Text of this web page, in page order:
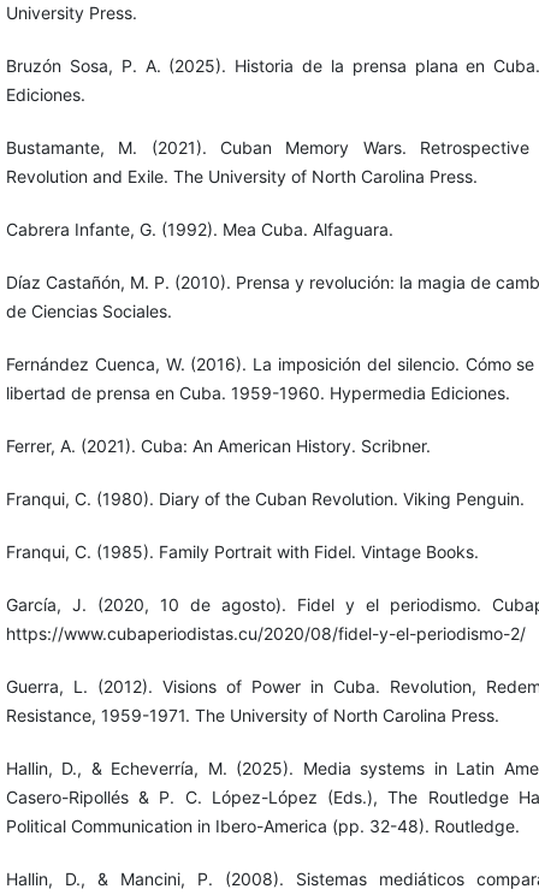
University Press.
Bruzón Sosa, P. A. (2025). Historia de la prensa plana en
Ediciones.
Bustamante, M. (2021). Cuban Memory Wars.
Revolution and Exile. The University of North Carolina Press.
Cabrera Infante, G. (1992). Mea Cuba. Alfaguara.
Díaz Castañón, M. P. (2010). Prensa y revolución: la magia de
de Ciencias Sociales.
Fernández Cuenca, W. (2016). La imposición del silencio. Cómo
libertad de prensa en Cuba. 1959-1960. Hypermedia Ediciones.
Ferrer, A. (2021). Cuba: An American History. Scribner.
Franqui, C. (1980). Diary of the Cuban Revolution. Viking Penguin.
Franqui, C. (1985). Family Portrait with Fidel. Vintage Books.
García, J. (2020, 10 de agosto). Fidel y el periodismo.
https://www.cubaperiodistas.cu/2020/08/fidel-y-el-periodismo-2/
Guerra, L. (2012). Visions of Power in Cuba. Revolution,
Resistance, 1959-1971. The University of North Carolina Press.
Hallin, D., & Echeverría, M. (2025). Media systems in Latin
Casero-Ripollés & P. C. López-López (Eds.), The Routledge
Political Communication in Ibero-America (pp. 32-48). Routledge.
Hallin, D., & Mancini, P. (2008). Sistemas mediáticos